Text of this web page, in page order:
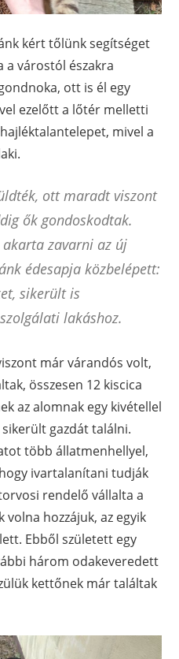
kért tőlünk segítséget
a várostól északra
ott is él egy
ezelőtt a lőtér melletti
mivel a
ott maradt viszont
ők gondoskodtak.
zavarni az új
édesapja közbelépett:
sikerült is
lakáshoz.
már várandós volt,
összesen 12 kiscica
az alomnak egy kivétellel
gazdát találni.
több állatmenhellyel,
ivartalanítani tudják
rendelő vállalta a
hozzájuk, az egyik
Ebből született egy
három odakeveredett
kettőnek már találtak